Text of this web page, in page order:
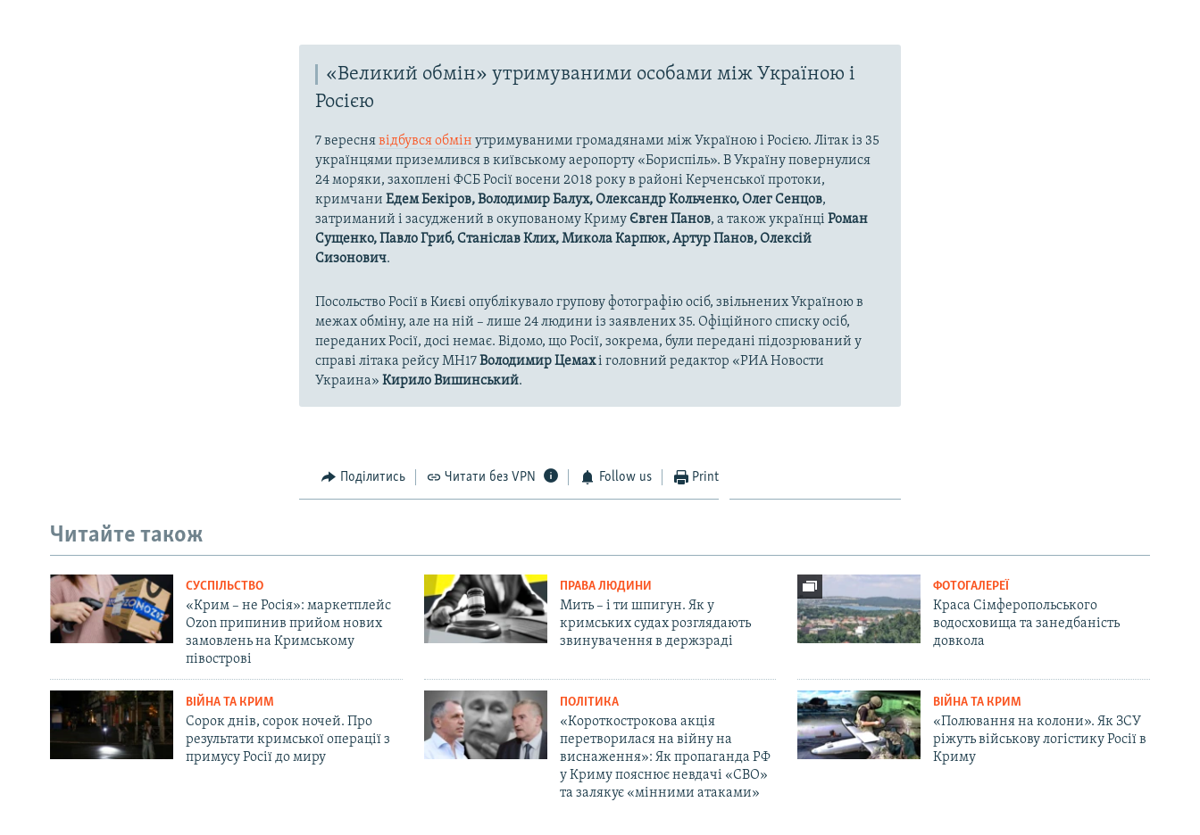
«Великий обмін» утримуваними особами між Україною і
Росією
7 вереснявідбувся обмін утримуваними громадянами між Україною і Росією. Літак із 35
українцями приземлився в київському аеропорту «Бориспіль». В Україну повернулися
24 моряки, захоплені ФСБ Росії восени 2018 року в районі Керченської протоки,
кримчаниЕдем Бекіров, Володимир Балух, Олександр Кольченко, Олег Сенцов,
затриманий і засуджений в окупованому КримуЄвген Панов, а також українціРоман
Сущенко, Павло Гриб, Станіслав Клих, Микола Карпюк, Артур Панов, Олексій
Сизонович.
Посольство Росії в Києві опублікувало групову фотографію осіб, звільнених Україною в
межах обміну, але на ній – лише 24 людини із заявлених 35. Офіційного списку осіб,
переданих Росії, досі немає. Відомо, що Росії, зокрема, були передані підозрюваний у
справі літака рейсу MH17Володимир Цемахі головний редактор «РИА Новости
Украина»Кирило Вишинський.
Поділитись Читати без VPN Follow us Print
Читайте також
СУСПІЛЬСТВО
«Крим – не Росія»: маркетплейс
Ozon припинив прийом нових
замовлень на Кримському
півострові
ПРАВА ЛЮДИНИ
Мить – і ти шпигун. Як у
кримських судах розглядають
звинувачення в держзраді
ФОТОГАЛЕРЕЇ
Краса Сімферопольського
водосховища та занедбаність
довкола
ВІЙНА ТА КРИМ
Сорок днів, сорок ночей. Про
результати кримської операції з
примусу Росії до миру
ПОЛІТИКА
«Короткострокова акція
перетворилася на війну на
виснаження»: Як пропаганда РФ
у Криму пояснює невдачі «СВО»
та залякує «мінними атаками»
ВІЙНА ТА КРИМ
«Полювання на колони». Як ЗСУ
ріжуть військову логістику Росії в
Криму